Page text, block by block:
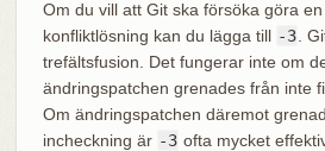
Om du vill att Git ska försöka göra
konfliktlösning kan du lägga till -3 .
trefältsfusion. Det fungerar inte om
ändringspatchen grenades från inte
Om ändringspatchen däremot
incheckning är -3 ofta mycket